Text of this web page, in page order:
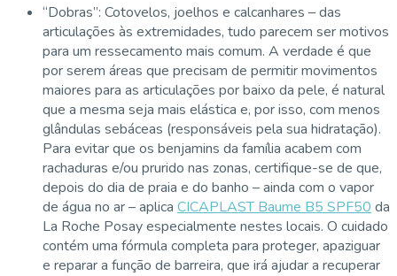
“Dobras”: Cotovelos, joelhos e calcanhares – das
articulações às extremidades, tudo parecem ser motivos
para um ressecamento mais comum. A verdade é que
por serem áreas que precisam de permitir movimentos
maiores para as articulações por baixo da pele, é natural
que a mesma seja mais elástica e, por isso, com menos
glândulas sebáceas (responsáveis pela sua hidratação).
Para evitar que os benjamins da família acabem com
rachaduras e/ou prurido nas zonas, certifique-se de que,
depois do dia de praia e do banho – ainda com o vapor
de água no ar – aplica CICAPLAST Baume B5 SPF50 da
La Roche Posay especialmente nestes locais. O cuidado
contém uma fórmula completa para proteger, apaziguar
e reparar a função de barreira, que irá ajudar a recuperar